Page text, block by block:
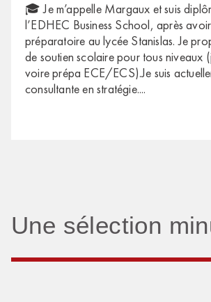
🎓 Je m’appelle Margaux et suis
l’EDHEC Business School, après
préparatoire au lycée Stanislas. Je
de soutien scolaire pour tous niveaux
voire prépa ECE/ECS).Je suis
consultante en stratégie....
Une sélection